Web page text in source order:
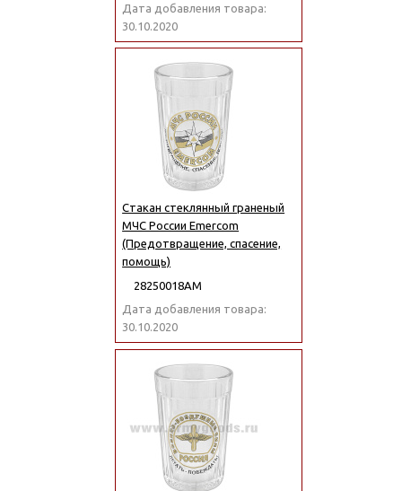
Дата добавления товара:
30.10.2020
Стакан стеклянный граненый
МЧС России Emercom
(Предотвращение, спасение,
помощь)
28250018АМ
Дата добавления товара:
30.10.2020